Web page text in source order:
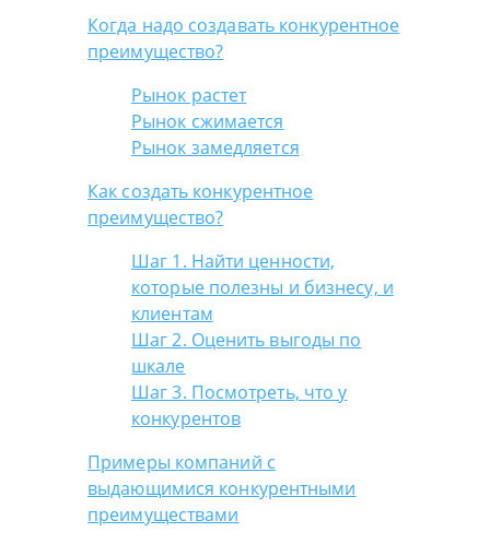
Когда надо создавать конкурентное
преимущество?
Рынок растет
Рынок сжимается
Рынок замедляется
Как создать конкурентное
преимущество?
Шаг 1. Найти ценности,
которые полезны и бизнесу, и
клиентам
Шаг 2. Оценить выгоды по
шкале
Шаг 3. Посмотреть, что у
конкурентов
Примеры компаний с
выдающимися конкурентными
преимуществами